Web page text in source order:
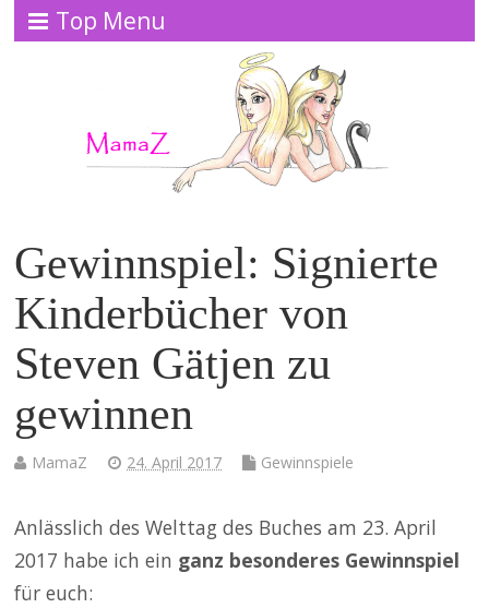
Top Menu
Gewinnspiel: Signierte
Kinderbücher von
Steven Gätjen zu
gewinnen
MamaZ 24. April 2017 Gewinnspiele
Anlässlich des Welttag des Buches am 23. April
2017 habe ich ein ganz besonderes Gewinnspiel
für euch: